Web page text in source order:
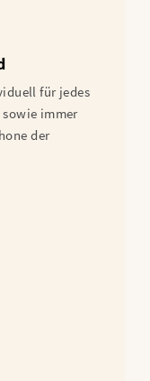
für jedes
sowie immer
der